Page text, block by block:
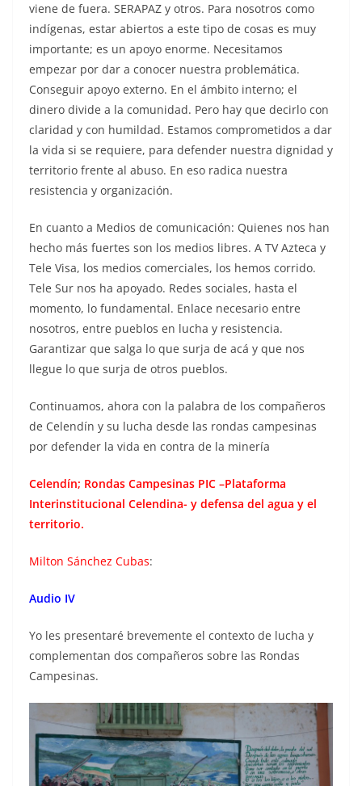
viene de fuera. SERAPAZ y otros. Para nosotros como
indígenas, estar abiertos a este tipo de cosas es muy
importante; es un apoyo enorme. Necesitamos
empezar por dar a conocer nuestra problemática.
Conseguir apoyo externo. En el ámbito interno; el
dinero divide a la comunidad. Pero hay que decirlo con
claridad y con humildad. Estamos comprometidos a dar
la vida si se requiere, para defender nuestra dignidad y
territorio frente al abuso. En eso radica nuestra
resistencia y organización.
En cuanto a Medios de comunicación: Quienes nos han
hecho más fuertes son los medios libres. A TV Azteca y
Tele Visa, los medios comerciales, los hemos corrido.
Tele Sur nos ha apoyado. Redes sociales, hasta el
momento, lo fundamental. Enlace necesario entre
nosotros, entre pueblos en lucha y resistencia.
Garantizar que salga lo que surja de acá y que nos
llegue lo que surja de otros pueblos.
Continuamos, ahora con la palabra de los compañeros
de Celendín y su lucha desde las rondas campesinas
por defender la vida en contra de la minería
Celendín; Rondas Campesinas PIC –Plataforma
Interinstitucional Celendina- y defensa del agua y el
territorio.
Milton Sánchez Cubas:
Audio IV
Yo les presentaré brevemente el contexto de lucha y
complementan dos compañeros sobre las Rondas
Campesinas.